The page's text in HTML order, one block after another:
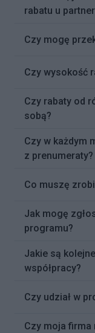
rabatu u
Czy mogę
Czy wysokość
Czy rabaty od
sobą?
Czy w każdym
z prenumeraty?
Co muszę
Jak mogę
programu?
Jakie są
współpracy?
Czy udział w
Czy moja firma